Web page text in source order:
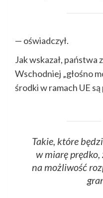
— oświadczył.
Jak wskazał, państwa
Wschodniej „głośno
środki w ramach UE
Takie, które
w miarę
na możliwość